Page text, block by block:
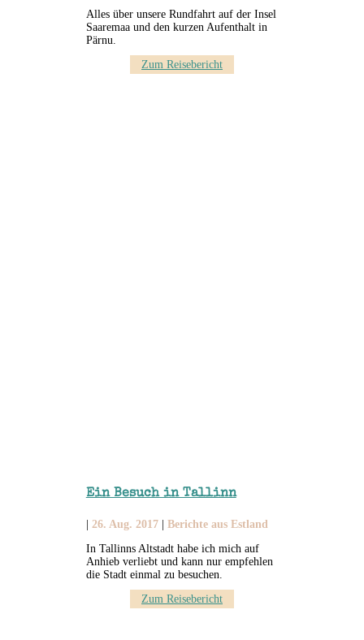
Alles über unsere Rundfahrt auf der Insel
Saaremaa und den kurzen Aufenthalt in
Pärnu.
Zum Reisebericht
Ein Besuch in Tallinn
| 26. Aug. 2017 | Berichte aus Estland
In Tallinns Altstadt habe ich mich auf
Anhieb verliebt und kann nur empfehlen
die Stadt einmal zu besuchen.
Zum Reisebericht